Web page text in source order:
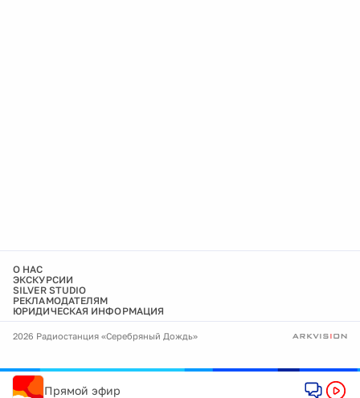
О НАС
ЭКСКУРСИИ
SILVER STUDIO
РЕКЛАМОДАТЕЛЯМ
ЮРИДИЧЕСКАЯ ИНФОРМАЦИЯ
2026 Радиостанция «Серебряный Дождь»
Прямой эфир